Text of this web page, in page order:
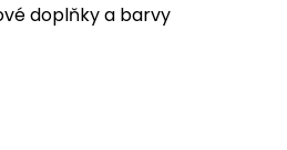
doplňky a barvy